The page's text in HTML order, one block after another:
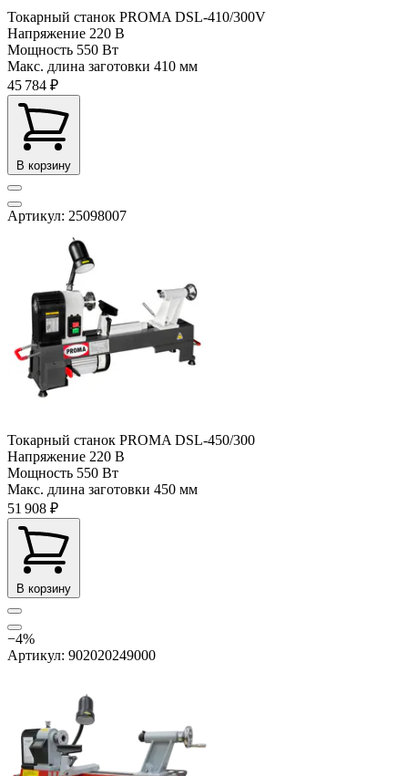
Токарный станок PROMA DSL-410/300V
Напряжение 220 В
Мощность 550 Вт
Макс. длина заготовки 410 мм
45 784 ₽
В корзину
Артикул: 25098007
Токарный станок PROMA DSL-450/300
Напряжение 220 В
Мощность 550 Вт
Макс. длина заготовки 450 мм
51 908 ₽
В корзину
−4%
Артикул: 902020249000